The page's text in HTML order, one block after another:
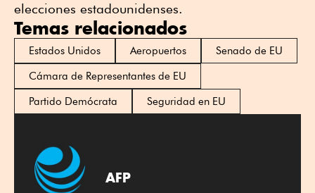
elecciones estadounidenses.
Temas relacionados
Estados Unidos Aeropuertos
Senado de EU
Cámara de Representantes de EU
Partido Demócrata
Seguridad en EU
AFP